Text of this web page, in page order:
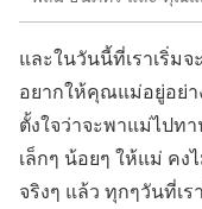
และในวันนี้ที่เราเริ่มจ
อยากให้คุณแม่อยู่อย่
ตั้งใจว่าจะพาแม่ไปท
เล็กๆ น้อยๆ ให้แม่ คง
จริงๆ แล้ว ทุกๆวันที่เ